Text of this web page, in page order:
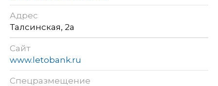
Адрес
Талсинская, 2а
Сайт
www.letobank.ru
Спецразмещение